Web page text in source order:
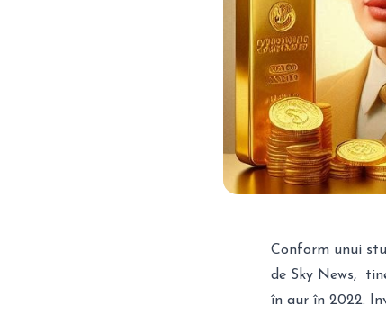
Conform unui
de Sky News,
în aur în 2022.